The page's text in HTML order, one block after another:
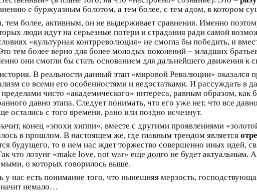
с буржуазным болотом, а тем более, с тем адом, в котором
тем более, активным, он не выдерживает сравнения. Именно
люди идут на серьезные потери и страдания ради самой
«культурная контрреволюция» не смогла бы победить, и
тем более верно для более молодых поколений – младших
они смогли бы стать основанием для дальнейшего движения к
В реальности данный этап «мировой Революции»
со всеми его особенностями и недостатками. И рассуждать в
чисто «академического» интереса, равным образом, как
давно этапа. Следует понимать, что его уже нет, что все
остались с того времени, рано или поздно исчезнут.
конец «эпохи хиппи», вместе с другими проявлениями
в прошлом. В настоящем же, где главным трендом является
будущего, то в нем нас ждет торжество совершенно иных идей,
что лозунг «make love, not war» еще долго не будет актуальным.
о которых говорилось выше.
нас есть понимание того, что нынешняя мерзость,
немало…